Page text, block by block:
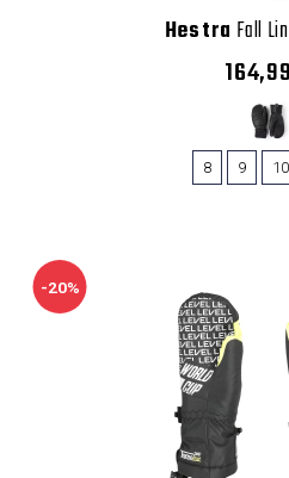
Hestra Fall
8 9 10
-20%